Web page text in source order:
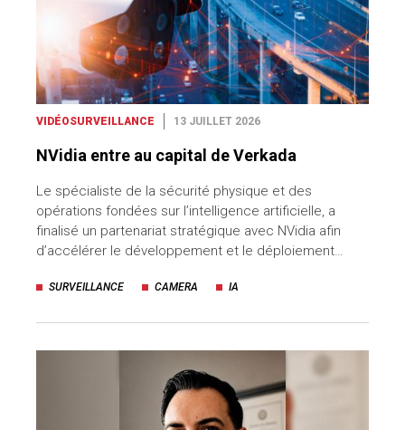
VIDÉOSURVEILLANCE 13 JUILLET 2026
NVidia entre au capital de Verkada
Le spécialiste de la sécurité physique et des
opérations fondées sur l’intelligence artificielle, a
finalisé un partenariat stratégique avec NVidia afin
d’accélérer le développement et le déploiement…
SURVEILLANCE CAMERA IA